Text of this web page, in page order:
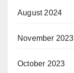
August 2024
November 2023
October 2023